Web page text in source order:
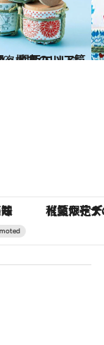
タイル
喫！ ヴァシュロン・コンスタンタ